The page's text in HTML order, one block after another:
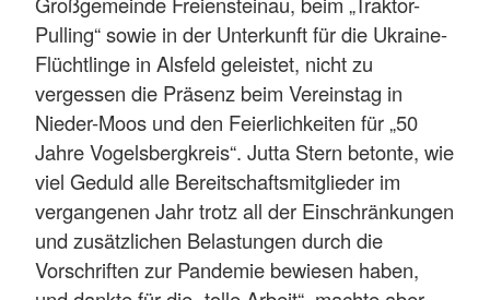
Pulling“ sowie in der Unterkunft für die Ukraine-
Flüchtlinge in Alsfeld geleistet, nicht zu
vergessen die Präsenz beim Vereinstag in
Nieder-Moos und den Feierlichkeiten für „50
Jahre Vogelsbergkreis“. Jutta Stern betonte, wie
viel Geduld alle Bereitschaftsmitglieder im
vergangenen Jahr trotz all der Einschränkungen
und zusätzlichen Belastungen durch die
Vorschriften zur Pandemie bewiesen haben,